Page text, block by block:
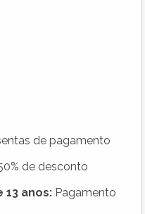
de pagamento
de desconto
anos: Pagamento